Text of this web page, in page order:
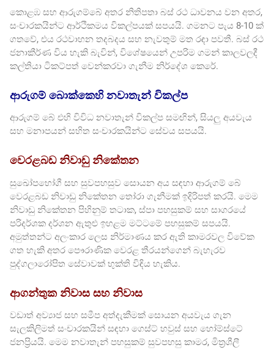
කොළඹ සහ ආරුගම්බේ අතර නිතිපතා බස් රථ ධාවනය වන අතර,
සංචාරකයින්ට ආර්ථිකමය විකල්පයක් සපයයි. ගමනට පැය 8-10 ක්
ගතවේ, එය රථවාහන තදබදය සහ නැවතුම් මත රඳා පවතී. බස් රථ
ජනාකීර්ණ විය හැකි බැවින්, විශේෂයෙන් උපරිම ගමන් කාලවලදී
කල්තියා ටිකට්පත් වෙන්කරවා ගැනීම නිර්දේශ කෙරේ.
ආරුගම් බොක්කෙහි නවාතැන් විකල්ප
ආරුගම් බේ එහි විවිධ නවාතැන් විකල්ප සමඟින්, සියලු අයවැය
සහ මනාපයන් සහිත සංචාරකයින්ට සේවය සපයයි.
වෙරළබඩ නිවාඩු නිකේතන
සුඛෝපභෝගී සහ සුවපහසුව සොයන අය සඳහා ආරුගම් බේ
වෙරළබඩ නිවාඩු නිකේතන තෝරා ගැනීමක් ඉදිරිපත් කරයි. මෙම
නිවාඩු නිකේතන පිහිනුම් තටාක, ස්පා පහසුකම් සහ සාගරයේ
පරිදර්ශක දර්ශන ඇතුළු ඉහළම මට්ටමේ පහසුකම් සපයයි.
අමුත්තන්ට අලංකාර ලෙස නිර්මාණය කර ඇති කාමරවල විවේක
ගත හැකි අතර පෞරාණික වෙරළ තීරයන්ගෙන් බැහැරව
පුද්ගලාරෝපිත සේවාවක් භුක්ති විඳිය හැකිය.
ආගන්තුක නිවාස සහ නිවාස
වඩාත් අව්‍යාජ සහ සමීප අත්දැකීමක් සොයන අයවැය ගැන
සැලකිලිමත් සංචාරකයින් සඳහා ගෙස්ට් හවුස් සහ හෝම්ස්ටේ
ජනප්‍රියයි. මෙම නවාතැන් පහසුකම් සුවපහසු කාමර, මිත්‍රශීලී